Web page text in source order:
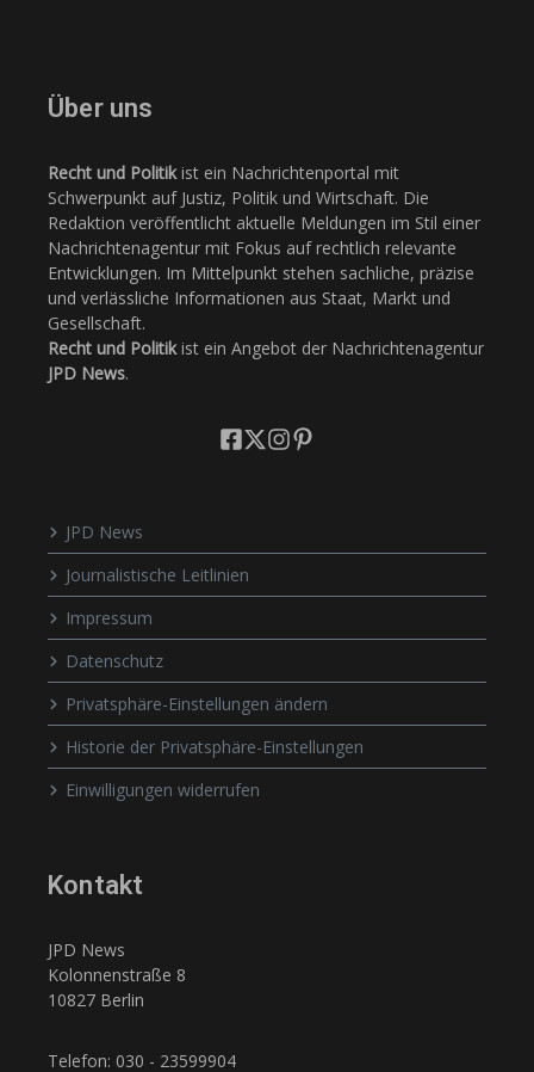
Über uns
Recht und Politikist ein Nachrichtenportal mit
Schwerpunkt auf Justiz, Politik und Wirtschaft. Die
Redaktion veröffentlicht aktuelle Meldungen im Stil einer
Nachrichtenagentur mit Fokus auf rechtlich relevante
Entwicklungen. Im Mittelpunkt stehen sachliche, präzise
und verlässliche Informationen aus Staat, Markt und
Gesellschaft.
Recht und Politikist ein Angebot der Nachrichtenagentur
JPD News.
JPD News
Journalistische Leitlinien
Impressum
Datenschutz
Privatsphäre-Einstellungen ändern
Historie der Privatsphäre-Einstellungen
Einwilligungen widerrufen
Kontakt
JPD News
Kolonnenstraße 8
10827 Berlin
Telefon: 030 - 23599904